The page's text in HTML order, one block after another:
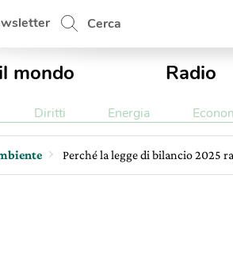
Cerca
mondo Radio
Diritti Energia
Perché la legge di bilancio 2025